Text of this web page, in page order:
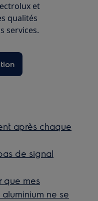
et
qualités
services.
après chaque
de signal
que mes
ne se